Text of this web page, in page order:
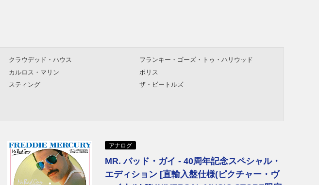
クラウデッド・ハウス
フランキー・ゴーズ・トゥ・ハリウッド
カルロス・マリン
ポリス
スティング ザ・ビートルズ
アナログ
MR. バッド・ガイ - 40周年記念スペシャル・
エディション [直輸入盤仕様(ピクチャー・ヴ